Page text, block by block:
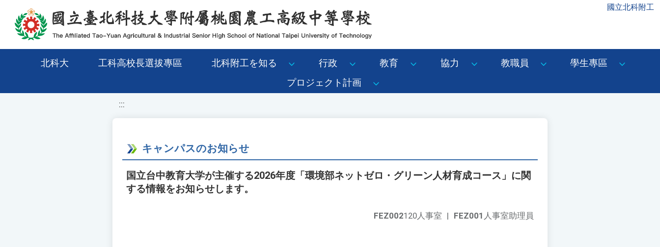
移至網頁之主要內容區位置 國立北科附工
北科大 工科高校長選拔專區 北科附工を知る 行政 教育 協力 教職員
學生專區
プロジェクト計画
:::
キャンパスのお知らせ
国立台中教育大学が主催する2026年度「環境部ネットゼロ・グリーン人材育成コース」に関
する情報をお知らせします。
FEZ001 人事室助理員
FEZ002120人事室 |